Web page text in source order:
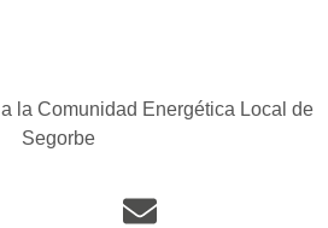
la Comunidad Energética Local de
Segorbe